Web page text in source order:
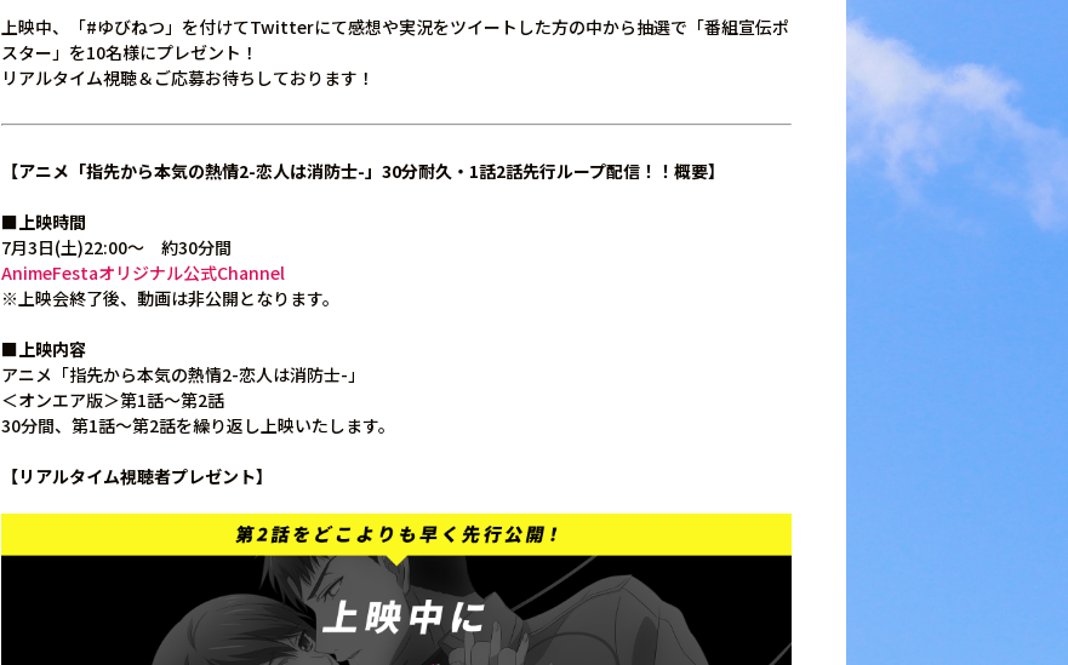
上映中、「#ゆびねつ」を付けてTwitterにて感想や実況をツイートした方の中から抽選で「番組宣伝ポ
スター」を10名様にプレゼント！
リアルタイム視聴＆ご応募お待ちしております！
【アニメ「指先から本気の熱情2-恋人は消防士-」30分耐久・1話2話先行ループ配信！！概要】
■上映時間
7月3日(土)22:00～ 約30分間
AnimeFestaオリジナル公式Channel
※上映会終了後、動画は非公開となります。
■上映内容
アニメ「指先から本気の熱情2-恋人は消防士-」
＜オンエア版＞第1話～第2話
30分間、第1話～第2話を繰り返し上映いたします。
【リアルタイム視聴者プレゼント】